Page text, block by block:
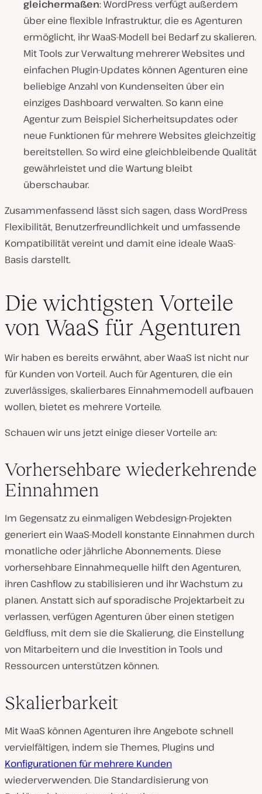
gleichermaßen: WordPress verfügt außerdem
über eine flexible Infrastruktur, die es Agenturen
ermöglicht, ihr WaaS-Modell bei Bedarf zu skalieren.
Mit Tools zur Verwaltung mehrerer Websites und
einfachen Plugin-Updates können Agenturen eine
beliebige Anzahl von Kundenseiten über ein
einziges Dashboard verwalten. So kann eine
Agentur zum Beispiel Sicherheitsupdates oder
neue Funktionen für mehrere Websites gleichzeitig
bereitstellen. So wird eine gleichbleibende Qualität
gewährleistet und die Wartung bleibt
überschaubar.
Zusammenfassend lässt sich sagen, dass WordPress
Flexibilität, Benutzerfreundlichkeit und umfassende
Kompatibilität vereint und damit eine ideale WaaS-
Basis darstellt.
Die wichtigsten Vorteile
von WaaS für Agenturen
Wir haben es bereits erwähnt, aber WaaS ist nicht nur
für Kunden von Vorteil. Auch für Agenturen, die ein
zuverlässiges, skalierbares Einnahmemodell aufbauen
wollen, bietet es mehrere Vorteile.
Schauen wir uns jetzt einige dieser Vorteile an:
Vorhersehbare wiederkehrende
Einnahmen
Im Gegensatz zu einmaligen Webdesign-Projekten
generiert ein WaaS-Modell konstante Einnahmen durch
monatliche oder jährliche Abonnements. Diese
vorhersehbare Einnahmequelle hilft den Agenturen,
ihren Cashflow zu stabilisieren und ihr Wachstum zu
planen. Anstatt sich auf sporadische Projektarbeit zu
verlassen, verfügen Agenturen über einen stetigen
Geldfluss, mit dem sie die Skalierung, die Einstellung
von Mitarbeitern und die Investition in Tools und
Ressourcen unterstützen können.
Skalierbarkeit
Mit WaaS können Agenturen ihre Angebote schnell
vervielfältigen, indem sie Themes, Plugins und
Konfigurationen für mehrere Kunden
wiederverwenden. Die Standardisierung von